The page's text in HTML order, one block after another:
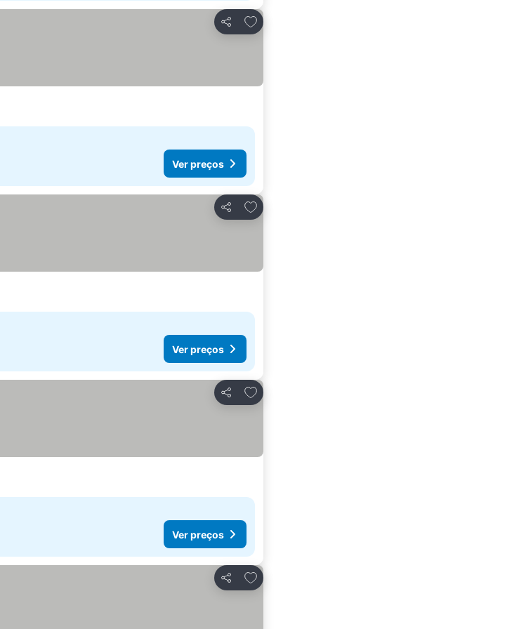
Partilhar
Adicionar aos favoritos
Ver preços
Partilhar
Adicionar aos favoritos
Ver preços
Partilhar
Adicionar aos favoritos
Ver preços
Partilhar
Adicionar aos favoritos